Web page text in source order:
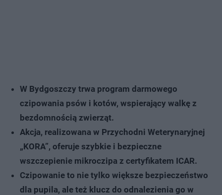
W Bydgoszczy trwa program darmowego
czipowania psów i kotów, wspierający walkę z
bezdomnością zwierząt.
Akcja, realizowana w Przychodni Weterynaryjnej
„KORA”, oferuje szybkie i bezpieczne
wszczepienie mikroczipa z certyfikatem ICAR.
Czipowanie to nie tylko większe bezpieczeństwo
dla pupila, ale też klucz do odnalezienia go w